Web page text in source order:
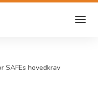
SAFEs hovedkrav